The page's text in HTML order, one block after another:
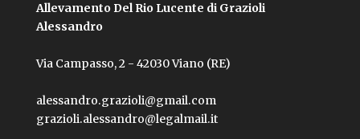
Allevamento Del Rio Lucente di Grazioli
Alessandro
Via Campasso, 2 - 42030 Viano (RE)
alessandro.grazioli@gmail.com
grazioli.alessandro@legalmail.it